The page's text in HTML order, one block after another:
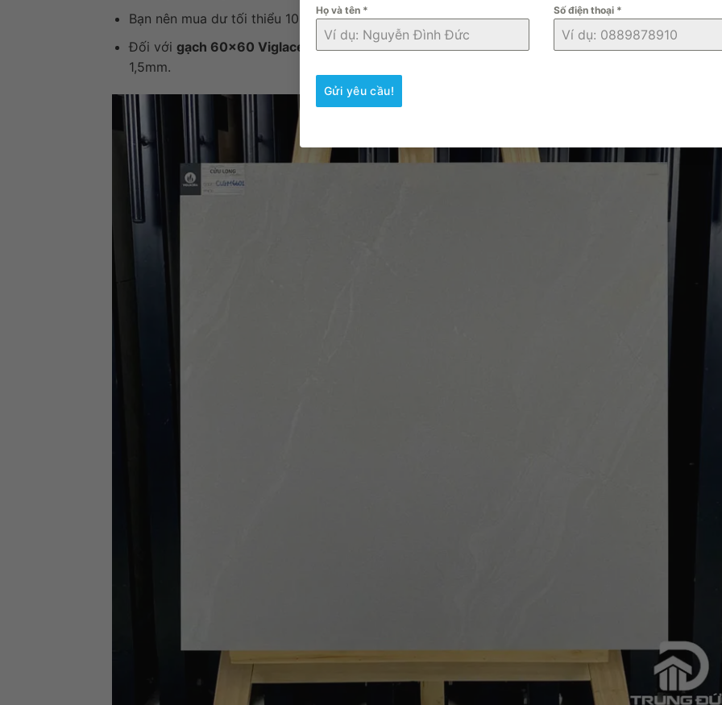
Họ và tên * Số điện thoại *
Gửi yêu cầu!
Bạn nên mua dư tối thiểu 10% số lượng để phục vụ cho việc cắt hoặc phát sinh khi sử dụng.
Đối với gạch 60×60 Viglacera CLGM6601khi thi công cần được đặt cách nhau một đoạn tối
1,5mm.